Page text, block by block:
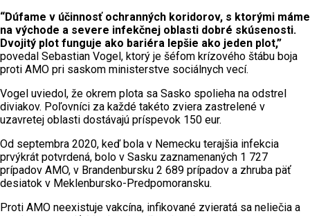
“Dúfame v účinnosť ochranných koridorov, s ktorými máme
na východe a severe infekčnej oblasti dobré skúsenosti.
Dvojitý plot funguje ako bariéra lepšie ako jeden plot,”
povedal Sebastian Vogel, ktorý je šéfom krízového štábu boja
proti AMO pri saskom ministerstve sociálnych vecí.
Vogel uviedol, že okrem plota sa Sasko spolieha na odstrel
diviakov. Poľovníci za každé takéto zviera zastrelené v
uzavretej oblasti dostávajú príspevok 150 eur.
Od septembra 2020, keď bola v Nemecku terajšia infekcia
prvýkrát potvrdená, bolo v Sasku zaznamenaných 1 727
prípadov AMO, v Brandenbursku 2 689 prípadov a zhruba päť
desiatok v Meklenbursko-Predpomoransku.
Proti AMO neexistuje vakcína, infikované zvieratá sa neliečia a